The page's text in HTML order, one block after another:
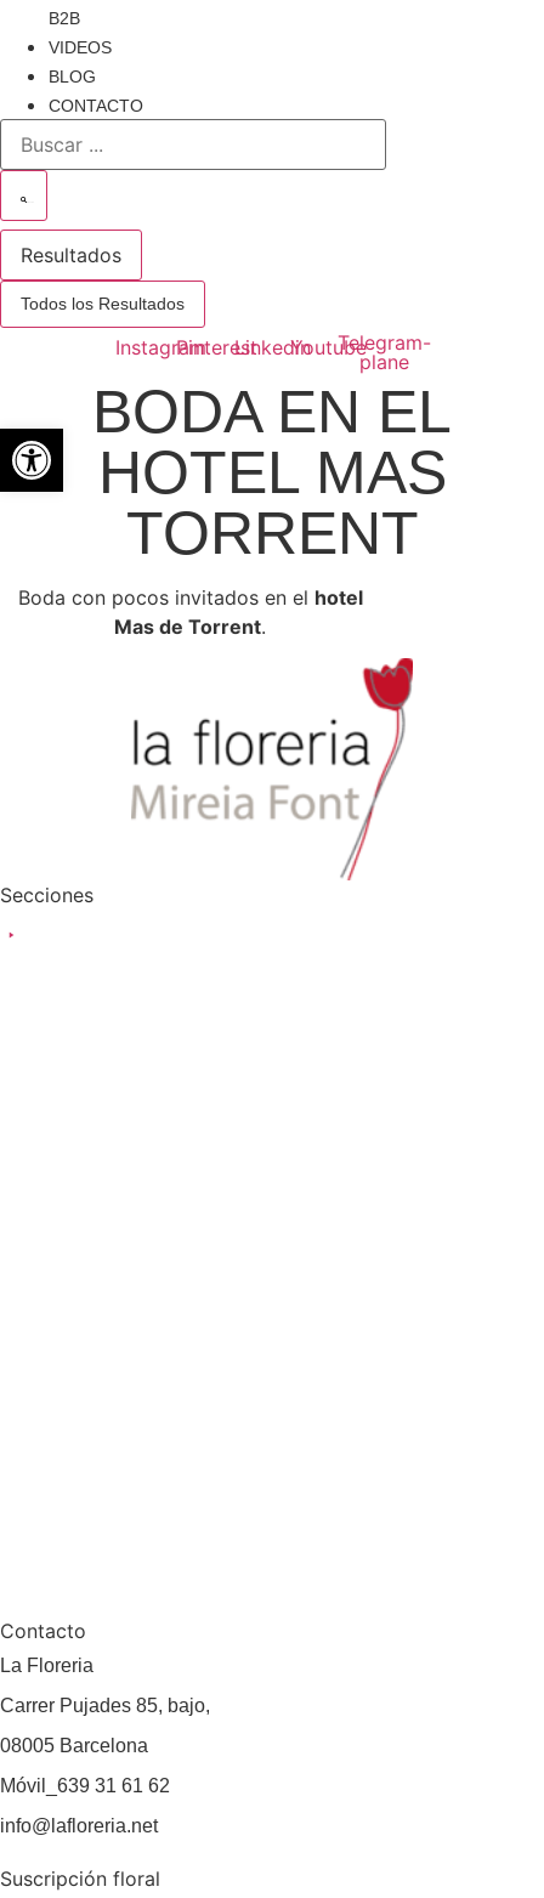
B2B
VIDEOS
BLOG
CONTACTO
Search
Resultados
Todos los Resultados
InstagramPinterestLinkedinYoutubeTelegram-
plane
BODA EN EL
HOTEL MAS
TORRENT
Boda con pocos invitados en el hotel
Mas de Torrent.
Secciones
Contacto
La Floreria
Carrer Pujades 85, bajo,
08005 Barcelona
Móvil_639 31 61 62
info@lafloreria.net
Suscripción floral
Abrir barra de herramientas